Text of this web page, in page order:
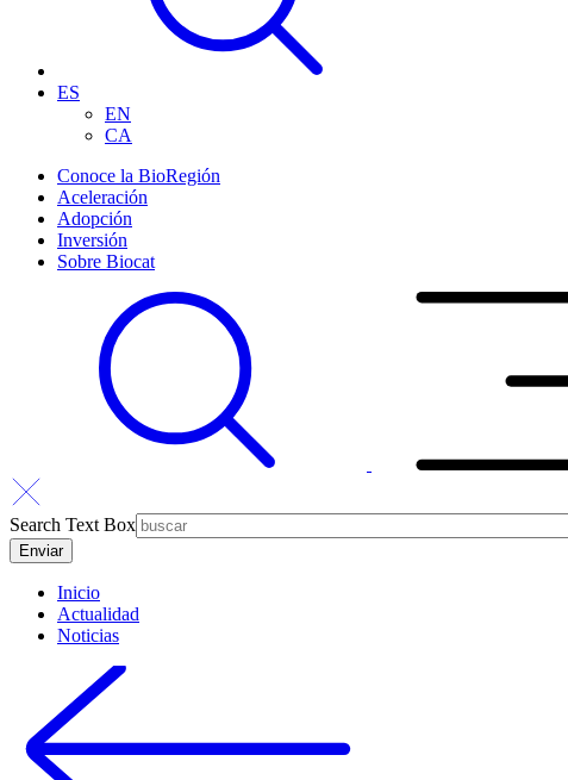
ES
EN
CA
Conoce la BioRegión
Aceleración
Adopción
Inversión
Sobre Biocat
Search Text Box
Inicio
Actualidad
Noticias